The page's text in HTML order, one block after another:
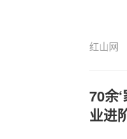
红山网
70余
业进